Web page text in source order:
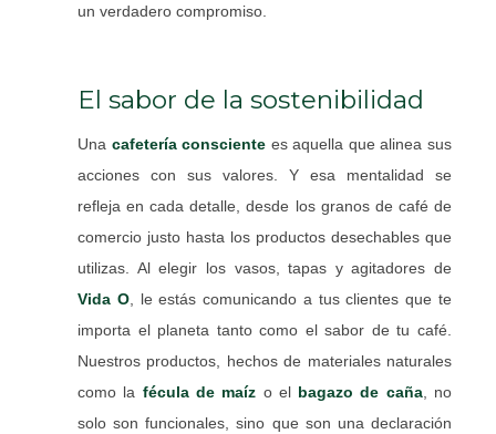
un verdadero compromiso.
El sabor de la sostenibilidad
Una cafetería consciente es aquella que alinea sus
acciones con sus valores. Y esa mentalidad se
refleja en cada detalle, desde los granos de café de
comercio justo hasta los productos desechables que
utilizas. Al elegir los vasos, tapas y agitadores de
Vida O, le estás comunicando a tus clientes que te
importa el planeta tanto como el sabor de tu café.
Nuestros productos, hechos de materiales naturales
como la fécula de maíz o el bagazo de caña, no
solo son funcionales, sino que son una declaración